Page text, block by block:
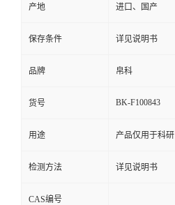
产地 进口、国产
保存条件 详见说明书
品牌 帛科
货号 BK-F100843
用途 产品仅用于科研
检测方法 详见说明书
CAS编号